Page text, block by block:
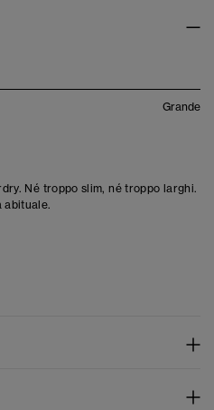
Grande
Né troppo slim, né troppo larghi.
abituale.